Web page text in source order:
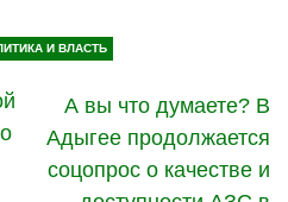
И ВЛАСТЬ
А вы что думаете? В
Адыгее продолжается
соцопрос о качестве и